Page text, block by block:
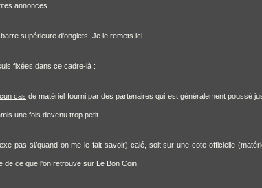
annonces.
supérieure d'onglets. Je le remets ici.
fixées dans ce cadre-là :
cas de matériel fourni par des partenaires qui est généralement poussé
une fois devenu trop petit.
pas si/quand on me le fait savoir) calé, soit sur une cote officielle
de ce que l'on retrouve sur Le Bon Coin.